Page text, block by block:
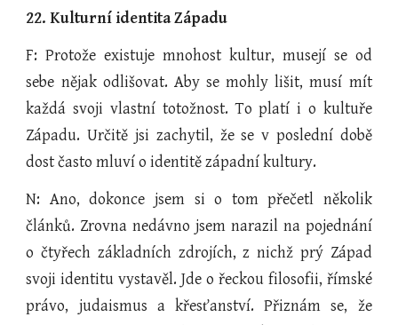
22. Kulturní identita Západu
F: Protože existuje mnohost kultur, musejí se od
sebe nějak odlišovat. Aby se mohly lišit, musí mít
každá svoji vlastní totožnost. To platí i o kultuře
Západu. Určitě jsi zachytil, že se v poslední době
dost často mluví o identitě západní kultury.
N: Ano, dokonce jsem si o tom přečetl několik
článků. Zrovna nedávno jsem narazil na pojednání
o čtyřech základních zdrojích, z nichž prý Západ
svoji identitu vystavěl. Jde o řeckou filosofii, římské
právo, judaismus a křesťanství. Přiznám se, že